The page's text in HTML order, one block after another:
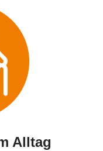
Alltag